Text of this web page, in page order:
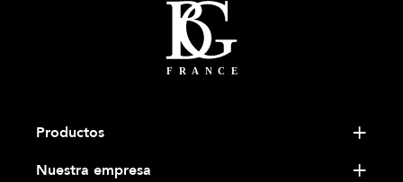
Productos
Nuestra empresa